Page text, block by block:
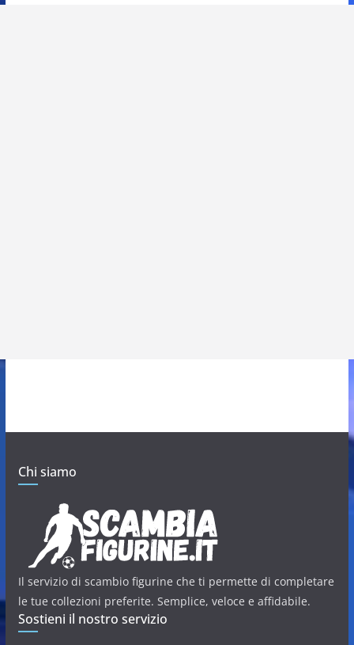
Chi siamo
Il servizio di scambio figurine che ti permette di completare
le tue collezioni preferite. Semplice, veloce e affidabile.
Sostieni il nostro servizio